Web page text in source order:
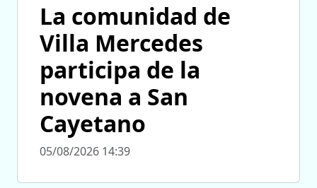
La comunidad de
Villa Mercedes
participa de la
novena a San
Cayetano
05/08/2026 14:39